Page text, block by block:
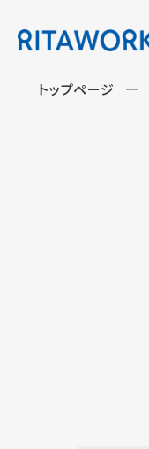
トップページ